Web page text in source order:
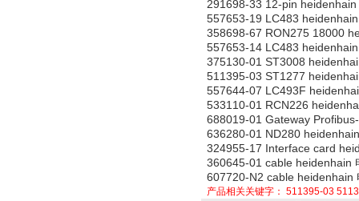
291698-33 12-pin heidenhain
557653-19 LC483
358698-67 RON275 18000
557653-14 LC483
375130-01 ST3008
511395-03 ST1277
557644-07 LC493F
533110-01 RCN226
688019-01 Gateway
636280-01 ND280
324955-17 Interface card
360645-01 cable heidenhain
607720-N2 cable heidenhain
产品相关关键字： 511395-03